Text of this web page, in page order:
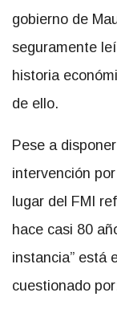
gobierno de
seguramente
historia
de ello.
Pese a
intervención
lugar del FMI
hace casi 80
instancia” está
cuestionado